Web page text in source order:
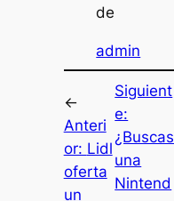
de
admin
←
Anteri
or: Lidl
oferta
un
Siguient
e:
¿Buscas
una
Nintend